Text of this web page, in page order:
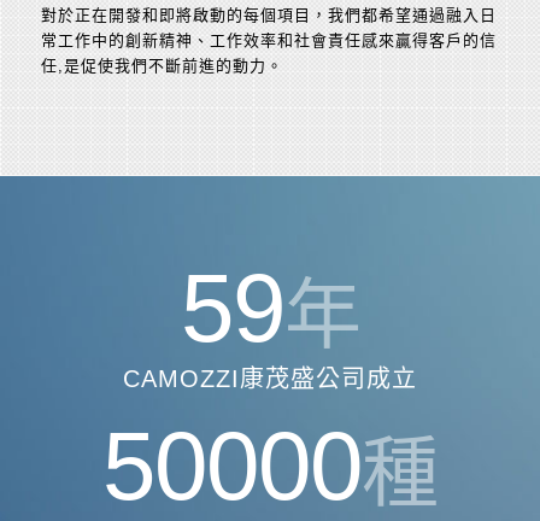
對於正在開發和即將啟動的每個項目，我們都希望通過融入日
常工作中的創新精神、工作效率和社會責任感來贏得客戶的信
任,是促使我們不斷前進的動力。
59年
CAMOZZI康茂盛公司成立
50000種